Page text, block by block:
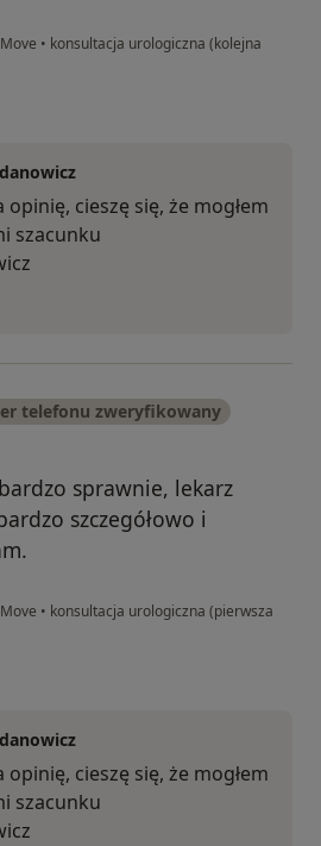
• konsultacja urologiczna (kolejna
usunięte
cieszę się, że mogłem
szacunku
telefonu zweryfikowany
sprawnie, lekarz
szczegółowo i
• konsultacja urologiczna (pierwsza
cieszę się, że mogłem
szacunku